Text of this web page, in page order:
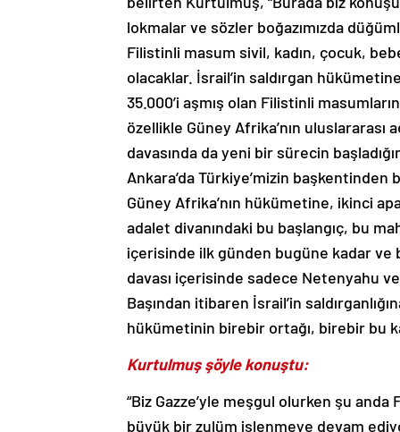
lokmalar ve sözler boğazımızda
Filistinli masum sivil, kadın, çocuk,
olacaklar. İsrail’in saldırgan
35.000’i aşmış olan Filistinli
özellikle Güney Afrika’nın uluslararası
davasında da yeni bir sürecin
Ankara’da Türkiye’mizin
Güney Afrika’nın hükümetine, ikinci
adalet divanındaki bu başlangıç, bu
içerisinde ilk günden bugüne kadar ve
davası içerisinde sadece Netenyahu
Başından itibaren İsrail’in
hükümetinin birebir ortağı, birebir bu
büyük bir zulüm işlenmeye devam